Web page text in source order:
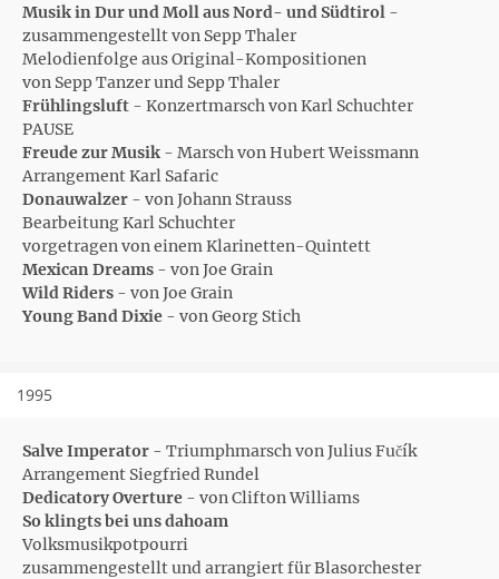
Musik in Dur und Moll aus Nord- und Südtirol -
zusammengestellt von Sepp Thaler
Melodienfolge aus Original-Kompositionen
von Sepp Tanzer und Sepp Thaler
Frühlingsluft - Konzertmarsch von Karl Schuchter
PAUSE
Freude zur Musik - Marsch von Hubert Weissmann
Arrangement Karl Safaric
Donauwalzer - von Johann Strauss
Bearbeitung Karl Schuchter
vorgetragen von einem Klarinetten-Quintett
Mexican Dreams - von Joe Grain
Wild Riders - von Joe Grain
Young Band Dixie - von Georg Stich
1995
Salve Imperator - Triumphmarsch von Julius Fučík
Arrangement Siegfried Rundel
Dedicatory Overture - von Clifton Williams
So klingts bei uns dahoam
Volksmusikpotpourri
zusammengestellt und arrangiert für Blasorchester